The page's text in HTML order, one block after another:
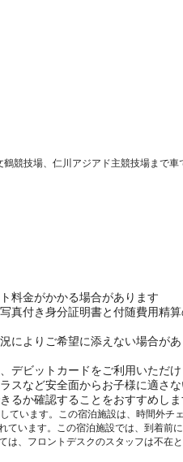
競技場、仁川アジアド主競技場まで
料金がかかる場合があります
真付き身分証明書と付随費用精
によりご希望に添えない場合が
デビットカードをご利用いただ
スなど安全面からお子様に適さ
るか確認することをおすすめしま
ています。この宿泊施設は、時間外
ています。この宿泊施設では、到着
は、フロントデスクのスタッフは不